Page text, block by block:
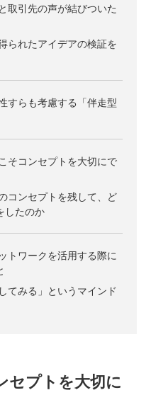
取引先の声が結びついた
られたアイデアの検証を
すらも考慮する「伴走型
そコンセプトを大切にで
コンセプトを残して、ど
したのか
トワークを活用する際に
てみる」というマインド
セプトを大切に